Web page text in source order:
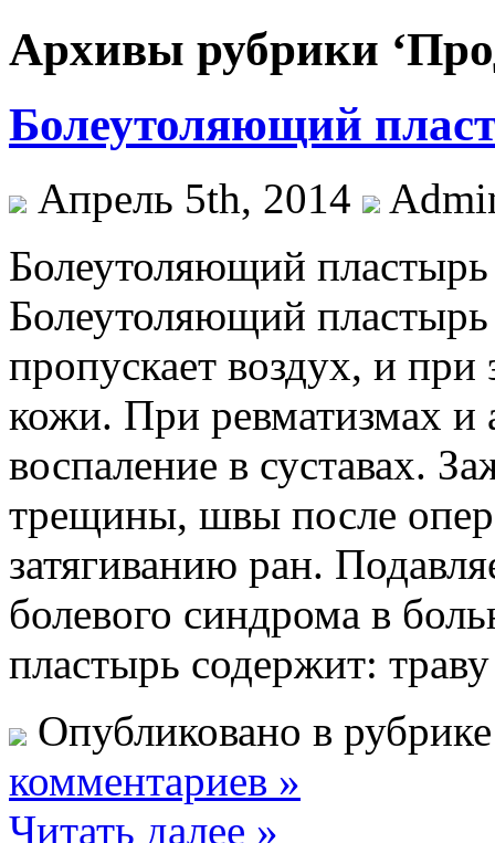
Архивы рубрики
Болеутоляющий
Апрель 5th, 2014
Болеутоляющий
Болеутоляющий
пропускает воздух, и при
кожи. При ревматизмах и
воспаление в суставах.
трещины, швы после
затягиванию ран.
болевого синдрома в
пластырь содержит:
Опубликовано в
комментариев »
Читать далее »